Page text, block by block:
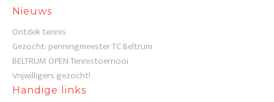
Nieuws
Ontdek tennis
Gezocht: penningmeester TC Beltrum
BELTRUM OPEN Tennistoernooi
Vrijwilligers gezocht!
Handige links